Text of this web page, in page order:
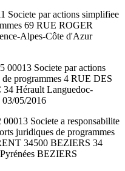
par actions simplifiee
69 RUE ROGER
Alpes-Côte d'Azur
Societe par actions
programmes 4 RUE DES
Hérault Languedoc-
05/2016
Societe a responsabilite
juridiques de programmes
34500 BEZIERS 34
BEZIERS